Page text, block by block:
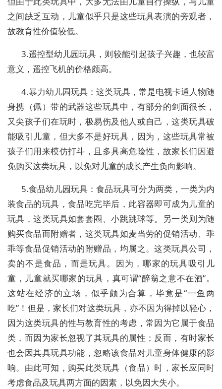
之间缺乏互动，儿童似乎只是这些玩具表演的旁观者，
故教育性价值较低。
3.遥控型幼儿园玩具，则较能引起孩子兴趣，也较富
意义，遥控飞机的价格颇高。
4.暴力幼儿园玩具：这类玩具，常是电视卡通人物随
身携（佩）带的武器这些玩具中，有部分的剑面很长，
又尖孩子们在玩时，极易伤及他人或自己，这类玩具破
能吸引儿童，但大多不是好玩具，因为，这些玩具常被
孩子们用来模仿打斗，且多具高危险性，故家长们因避
免购买这类玩具，以免对儿童的成长产生负向影响。
5.食品幼儿园玩具：食品玩具可分为两类，一类为内
装食品的玩具，食品吃完毕后，此容器即可成为儿童的
玩具，这类玩具如套套圈、小跳跳球等。另一类则为随
购买食品而附赠者，这类玩具如麦当劳的促销活动、乖
乖等食品促销活动的附赠品，均属之。这类玩具公司，
卖的不是食品，而是玩具。因为，哪家的玩具吸引儿
童，儿童就买哪家的玩具，真可谓“醉翁之意不在酒”。
这站在经济的立场，似乎颇为合算，毕竟是“一鱼两
吃”！但是，家长们对这类玩具，亦不因为得掉以轻心，
因为这类玩具的性与教育性的考虑，常因为它属于食品
类，而因为家长忽视了其玩具的属性；反而，有时家长
也会因其具玩具功能，忽略该食品对儿童身体健康的影
响。由此可知，购买此类玩具（食品）时，家长应同时
考虑食品及玩具两方面的因素，以免因大失小。